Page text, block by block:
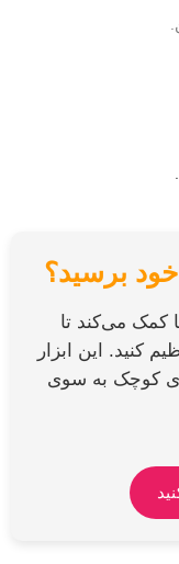
خود برسید؟
کمک می‌کند تا
کنید. این ابزار
کوچک به سوی